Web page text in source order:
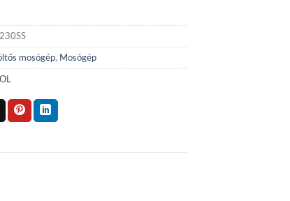
mosógép, Mosógép